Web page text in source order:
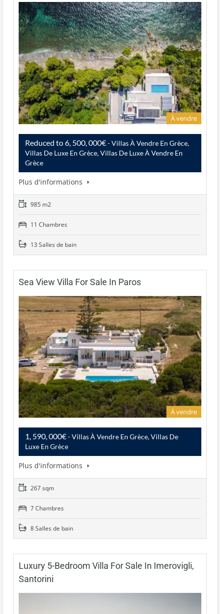
À vendre
Reduced to 6, 500, 000€- Villas À Vendre En Grèce,
Villas De Luxe En Grèce, Villas De Luxe À Vendre En
Grèce
Plus d'informations
985 m2
11 Chambres
13 Salles de bain
Sea View Villa For Sale In Paros
À vendre
1, 590, 000€- Villas À Vendre En Grèce, Villas De
Luxe En Grèce
Plus d'informations
267 sqm
7 Chambres
8 Salles de bain
Luxury 5-Bedroom Villa For Sale In Imerovigli,
Santorini